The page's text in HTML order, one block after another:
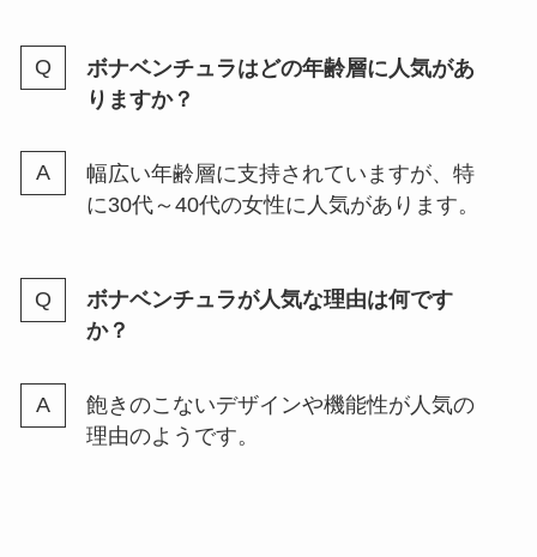
ボナベンチュラはどの年齢層に人気があ
りますか？
幅広い年齢層に支持されていますが、特
に30代～40代の女性に人気があります。
ボナベンチュラが人気な理由は何です
か？
飽きのこないデザインや機能性が人気の
理由のようです。